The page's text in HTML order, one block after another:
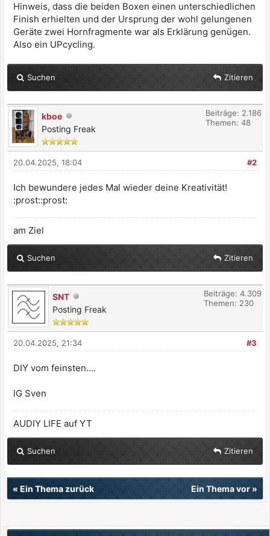
Hinweis, dass die beiden Boxen einen unterschiedlichen
Finish erhielten und der Ursprung der wohl gelungenen
Geräte zwei Hornfragmente war als Erklärung genügen.
Also ein UPcycling.
Suchen Zitieren
kboe
Posting Freak
Beiträge: 2.186
Themen: 48
#2
20.04.2025, 18:04
Ich bewundere jedes Mal wieder deine Kreativität!
:prost::prost:
am Ziel
Suchen Zitieren
SNT
Posting Freak
Beiträge: 4.309
Themen: 230
#3
20.04.2025, 21:34
DIY vom feinsten….
lG Sven
AUDIY LIFE auf YT
Suchen Zitieren
« Ein Thema zurück Ein Thema vor»